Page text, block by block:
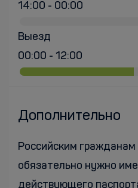
14:00 - 00:00
Выезд
00:00 - 12:00
Дополнительно
Российским гражданам
обязательно нужно
действующего